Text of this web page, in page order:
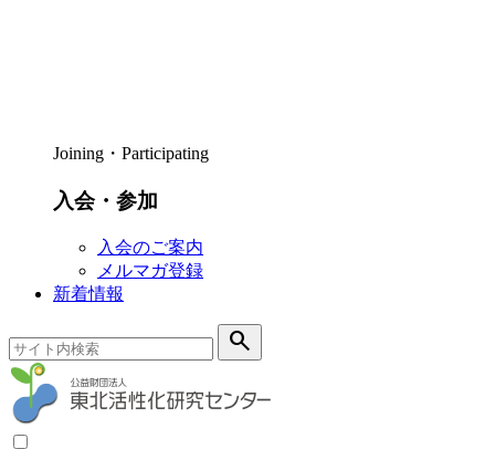
Joining・Participating
入会・参加
入会のご案内
メルマガ登録
新着情報
search